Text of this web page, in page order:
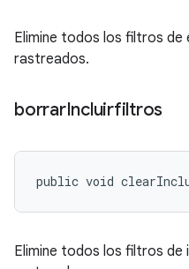
Elimine todos los filtros de
rastreados.
borrarIncluirfiltros
public void
Elimine todos los filtros de